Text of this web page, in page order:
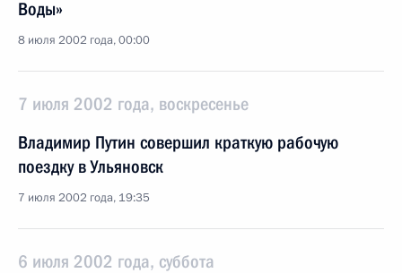
Воды»
8 июля 2002 года, 00:00
7 июля 2002 года, воскресенье
Владимир Путин совершил краткую рабочую
поездку в Ульяновск
7 июля 2002 года, 19:35
6 июля 2002 года, суббота